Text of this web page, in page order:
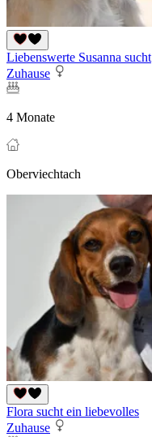
Liebenswerte Susanna sucht
Zuhause
4 Monate
Oberviechtach
Flora sucht ein liebevolles
Zuhause